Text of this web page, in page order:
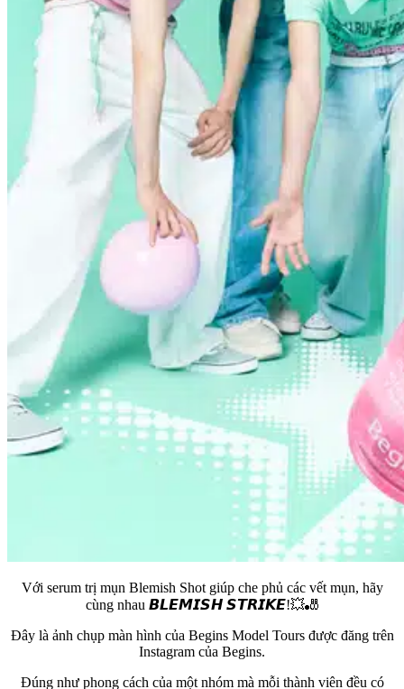
Với serum trị mụn Blemish Shot giúp che phủ các vết mụn, hãy
cùng nhau 𝘽𝙇𝙀𝙈𝙄𝙎𝙃 𝙎𝙏𝙍𝙄𝙆𝙀!💥🎳
Đây là ảnh chụp màn hình của Begins Model Tours được đăng trên
Instagram của Begins.
Đúng như phong cách của một nhóm mà mỗi thành viên đều có